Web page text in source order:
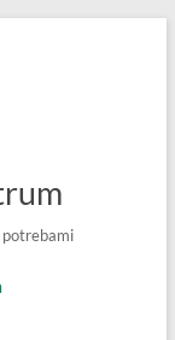
potrebami